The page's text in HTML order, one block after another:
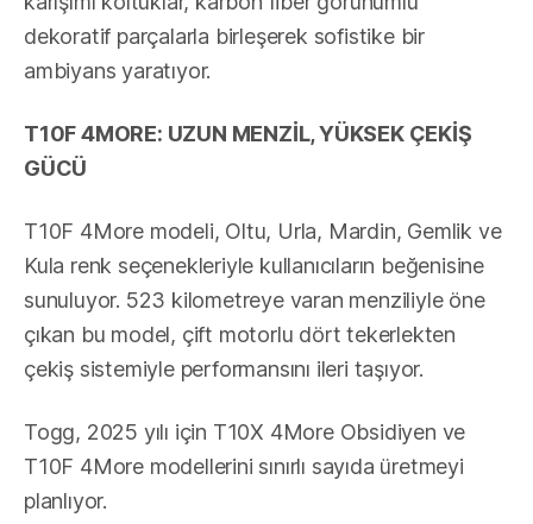
dekoratif parçalarla birleşerek sofistike bir
ambiyans yaratıyor.
T10F 4MORE: UZUN MENZİL, YÜKSEK ÇEKİŞ
GÜCÜ
T10F 4More modeli, Oltu, Urla, Mardin, Gemlik ve
Kula renk seçenekleriyle kullanıcıların beğenisine
sunuluyor. 523 kilometreye varan menziliyle öne
çıkan bu model, çift motorlu dört tekerlekten
çekiş sistemiyle performansını ileri taşıyor.
Togg, 2025 yılı için T10X 4More Obsidiyen ve
T10F 4More modellerini sınırlı sayıda üretmeyi
planlıyor.